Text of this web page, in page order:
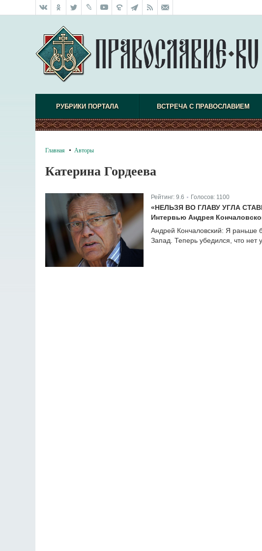
РУБРИКИ ПОРТАЛА ВСТРЕЧА С ПРАВОСЛАВИЕМ
Главная Авторы
Катерина Гордеева
Рейтинг: 9.6 Голосов: 1100
«НЕЛЬЗЯ ВО ГЛАВУ УГЛА
Интервью Андрея
Андрей Кончаловский: Я раньше
Запад. Теперь убедился, что нет у